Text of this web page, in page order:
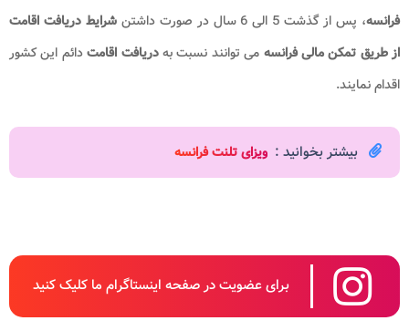
فرانسه، پس از گذشت 5 الی 6 سال در صورت داشتن
شرایط دریافت اقامت
از طریق تمکن مالی​ فرانسه می توانند نسبت بهدریافت اقامتدائم این کشور
اقدام نمایند.
بیشتر بخوانید : ویزای تلنت فرانسه
برای عضویت در صفحه اینستاگرام ما کلیک کنید